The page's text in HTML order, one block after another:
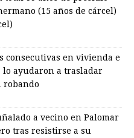
(15 años de cárcel)
consecutivas en vivienda e
ayudaron a trasladar
robando
a vecino en Palomar
tras resistirse a su